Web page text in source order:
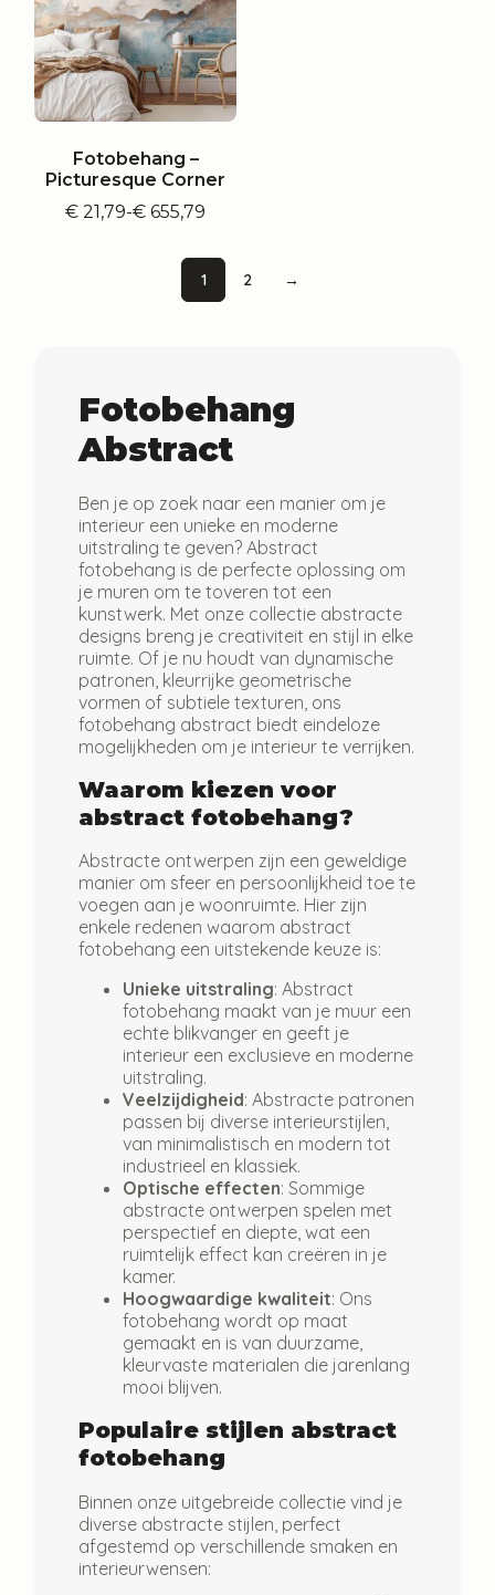
Fotobehang –
Picturesque Corner
€ 21,79-€ 655,79
Prijsklasse:
€ 655,79
1 2 →
Fotobehang
Abstract
Ben je op zoek naar een manier om je
interieur een unieke en moderne
uitstraling te geven? Abstract
fotobehang is de perfecte oplossing om
je muren om te toveren tot een
kunstwerk. Met onze collectie abstracte
designs breng je creativiteit en stijl in elke
ruimte. Of je nu houdt van dynamische
patronen, kleurrijke geometrische
vormen of subtiele texturen, ons
fotobehang abstract biedt eindeloze
mogelijkheden om je interieur te verrijken.
Waarom kiezen voor
abstract fotobehang?
Abstracte ontwerpen zijn een geweldige
manier om sfeer en persoonlijkheid toe te
voegen aan je woonruimte. Hier zijn
enkele redenen waarom abstract
fotobehang een uitstekende keuze is:
Unieke uitstraling: Abstract
fotobehang maakt van je muur een
echte blikvanger en geeft je
interieur een exclusieve en moderne
uitstraling.
Veelzijdigheid: Abstracte patronen
passen bij diverse interieurstijlen,
van minimalistisch en modern tot
industrieel en klassiek.
Optische effecten: Sommige
abstracte ontwerpen spelen met
perspectief en diepte, wat een
ruimtelijk effect kan creëren in je
kamer.
Hoogwaardige kwaliteit: Ons
fotobehang wordt op maat
gemaakt en is van duurzame,
kleurvaste materialen die jarenlang
mooi blijven.
Populaire stijlen abstract
fotobehang
Binnen onze uitgebreide collectie vind je
diverse abstracte stijlen, perfect
afgestemd op verschillende smaken en
interieurwensen: